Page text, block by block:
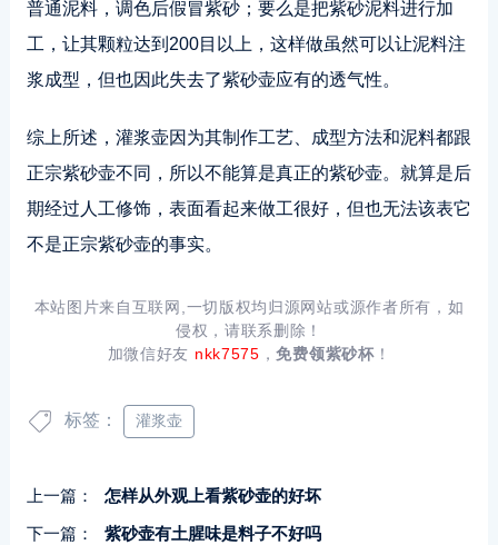
普通泥料，调色后假冒紫砂；要么是把紫砂泥料进行加
工，让其颗粒达到200目以上，这样做虽然可以让泥料注
浆成型，但也因此失去了紫砂壶应有的透气性。
综上所述，灌浆壶因为其制作工艺、成型方法和泥料都跟
正宗紫砂壶不同，所以不能算是真正的紫砂壶。就算是后
期经过人工修饰，表面看起来做工很好，但也无法该表它
不是正宗紫砂壶的事实。
本站图片来自互联网,一切版权均归源网站或源作者所有，如
侵权，请联系删除！
加微信好友 nkk7575 ，免费领紫砂杯！
标签： 灌浆壶
上一篇：
怎样从外观上看紫砂壶的好坏
下一篇：
紫砂壶有土腥味是料子不好吗